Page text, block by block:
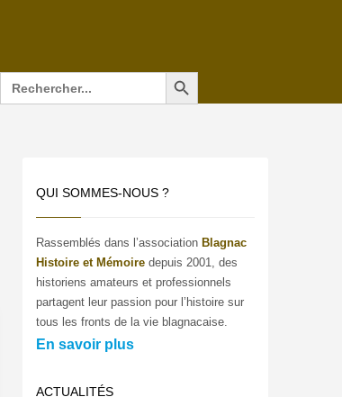
Search
for:
Search Button
QUI SOMMES-NOUS ?
Rassemblés dans l’association Blagnac
Histoire et Mémoire depuis 2001, des
historiens amateurs et professionnels
partagent leur passion pour l’histoire sur
tous les fronts de la vie blagnacaise.
En savoir plus
ACTUALITÉS